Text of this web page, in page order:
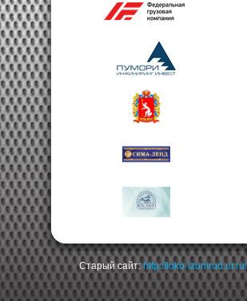
Старый сайт:http://loko-izumrud.ur.ru/